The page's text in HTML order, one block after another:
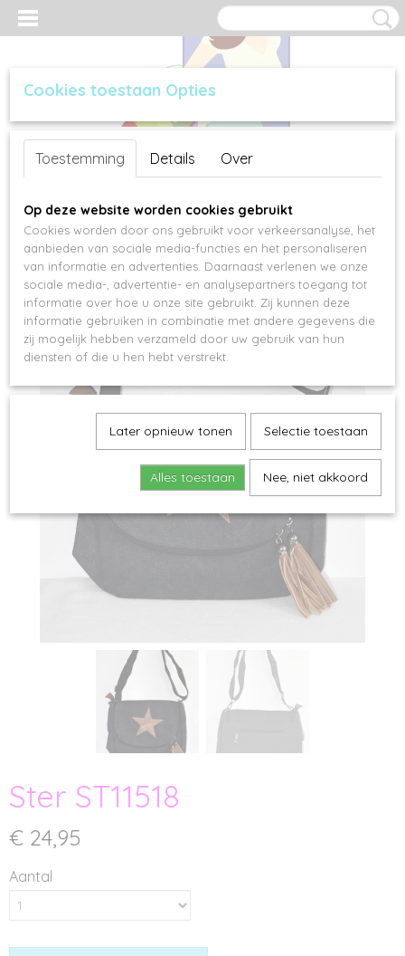
Inloggen Registreren
Ster ST11518
€ 24,95
Aantal
Cookies toestaan Opties
Toestemming Details Over
Op deze website worden cookies gebruikt
Cookies worden door ons gebruikt voor verkeersanalyse, het
aanbieden van sociale media-functies en het personaliseren
van informatie en advertenties. Daarnaast verlenen we onze
sociale media-, advertentie- en analysepartners toegang tot
informatie over hoe u onze site gebruikt. Zij kunnen deze
informatie gebruiken in combinatie met andere gegevens die
zij mogelijk hebben verzameld door uw gebruik van hun
diensten of die u hen hebt verstrekt.
Later opnieuw tonen Selectie toestaan
Alles toestaan Nee, niet akkoord